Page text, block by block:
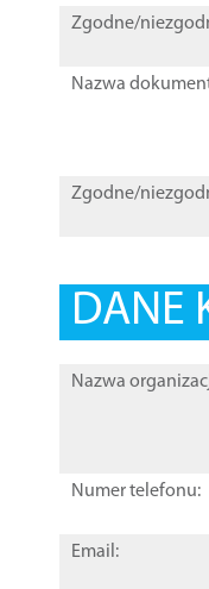
Zgodne/
Nazwa
Zgodne/
DANE
Nazwa
Numer telefonu:
Email: